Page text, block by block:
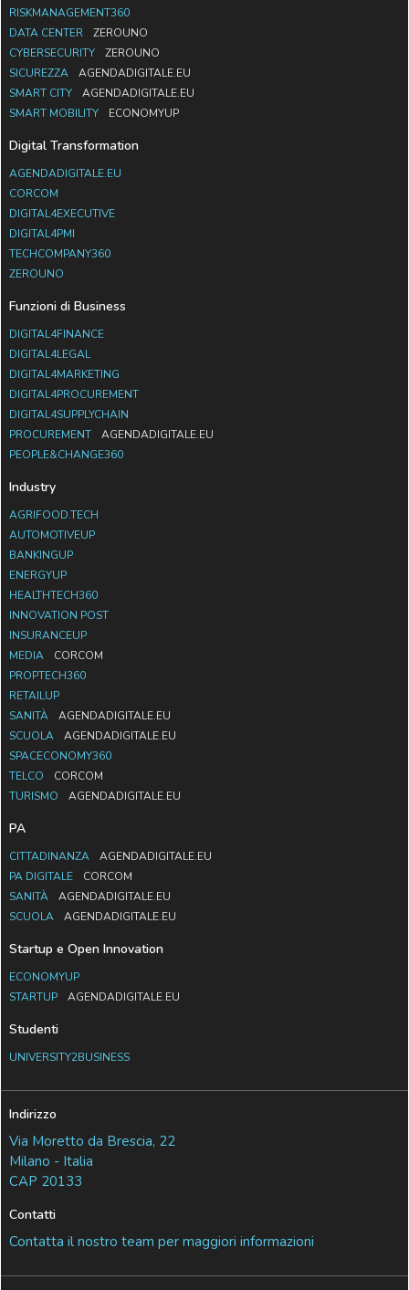
RISKMANAGEMENT360
DATA CENTER
ZEROUNO
CYBERSECURITY
ZEROUNO
SICUREZZA
AGENDADIGITALE.EU
SMART CITY
AGENDADIGITALE.EU
SMART MOBILITY
ECONOMYUP
Digital Transformation
AGENDADIGITALE.EU
CORCOM
DIGITAL4EXECUTIVE
DIGITAL4PMI
TECHCOMPANY360
ZEROUNO
Funzioni di Business
DIGITAL4FINANCE
DIGITAL4LEGAL
DIGITAL4MARKETING
DIGITAL4PROCUREMENT
DIGITAL4SUPPLYCHAIN
PROCUREMENT
AGENDADIGITALE.EU
PEOPLE&CHANGE360
Industry
AGRIFOOD.TECH
AUTOMOTIVEUP
BANKINGUP
ENERGYUP
HEALTHTECH360
INNOVATION POST
INSURANCEUP
MEDIA
CORCOM
PROPTECH360
RETAILUP
SANITÀ
AGENDADIGITALE.EU
SCUOLA
AGENDADIGITALE.EU
SPACECONOMY360
TELCO
CORCOM
TURISMO
AGENDADIGITALE.EU
PA
CITTADINANZA
AGENDADIGITALE.EU
PA DIGITALE
CORCOM
SANITÀ
AGENDADIGITALE.EU
SCUOLA
AGENDADIGITALE.EU
Startup e Open Innovation
ECONOMYUP
STARTUP
AGENDADIGITALE.EU
Studenti
UNIVERSITY2BUSINESS
Indirizzo
Via Moretto da Brescia, 22
Milano - Italia
CAP 20133
Contatti
Contatta il nostro team per maggiori informazioni